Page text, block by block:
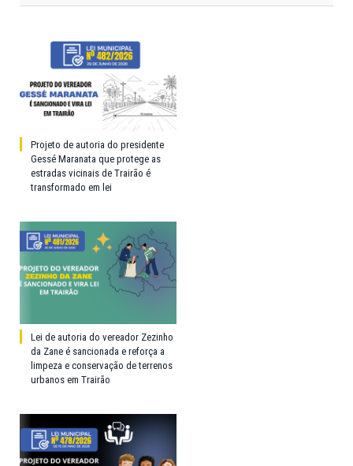
Projeto de autoria do presidente
Gessé Maranata que protege as
estradas vicinais de Trairão é
transformado em lei
Lei de autoria do vereador Zezinho
da Zane é sancionada e reforça a
limpeza e conservação de terrenos
urbanos em Trairão